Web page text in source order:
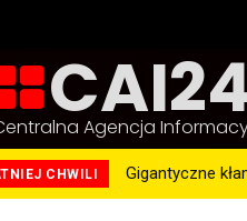
Agencja
CHWILI Gigantyczne